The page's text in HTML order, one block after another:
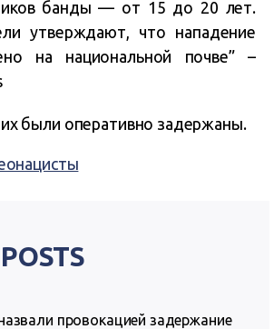
банды — от 15 до 20 лет.
утверждают, что нападение
на национальной почве” –
были оперативно задержаны.
провокацией задержание